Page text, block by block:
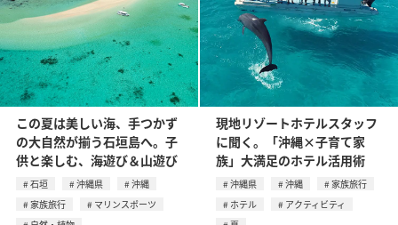
この夏は美しい海、手つかず
の大自然が揃う石垣島へ。子
供と楽しむ、海遊び＆山遊び
石垣 沖縄県
沖縄
家族旅行
マリンスポーツ
現地リゾートホテルスタッフ
に聞く。「沖縄×子育て家
族」大満足のホテル活用術
沖縄県 沖縄
家族旅行
ホテル
アクティビティ